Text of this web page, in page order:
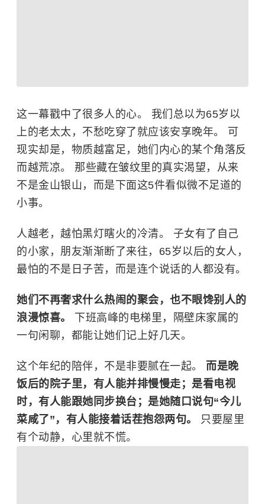
这一幕戳中了很多人的心。 我们总以为65岁以
上的老太太，不愁吃穿了就应该安享晚年。 可
现实却是，物质越富足，她们内心的某个角落反
而越荒凉。 那些藏在皱纹里的真实渴望，从来
不是金山银山，而是下面这5件看似微不足道的
小事。
人越老，越怕黑灯瞎火的冷清。 子女有了自己
的小家，朋友渐渐断了来往，65岁以后的女人，
最怕的不是日子苦，而是连个说话的人都没有。
她们不再奢求什么热闹的聚会，也不眼馋别人的
浪漫惊喜。 下班高峰的电梯里，隔壁床家属的
一句闲聊，都能让她们记上好几天。
这个年纪的陪伴，不是非要腻在一起。 而是晚
饭后的院子里，有人能并排慢慢走；是看电视
时，有人能跟她同步换台；是她随口说句“今儿
菜咸了”，有人能接着话茬抱怨两句。 只要屋里
有个动静，心里就不慌。